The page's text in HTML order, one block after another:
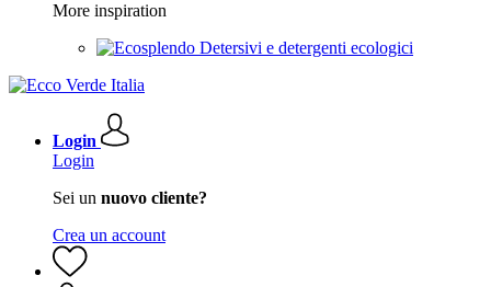
More inspiration
Detersivi e detergenti ecologici
Login
Login
Sei un nuovo cliente?
Crea un account